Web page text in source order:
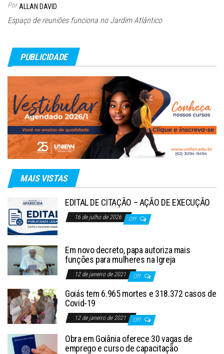
Por ALLAN DAVID
Espaço de reuniões funciona no Jardim Atlântico
PUBLICIDADE
MAIS VISTAS
EDITAL DE CITAÇÃO – AÇÃO DE EXECUÇÃO
16 de julho de 2026 Off
Em novo decreto, papa autoriza mais
funções para mulheres na Igreja
12 de janeiro de 2021 Off
Goiás tem 6.965 mortes e 318.372 casos de
Covid-19
12 de janeiro de 2021 Off
Obra em Goiânia oferece 30 vagas de
emprego e curso de capacitação